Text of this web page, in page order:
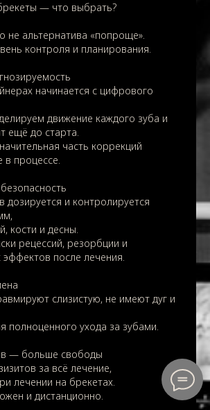
— что выбрать?
не альтернатива «попроще».
контроля и планирования.
начинается с цифрового
движение каждого зуба и
ещё до старта.
часть коррекций
в процессе.
дозируется и контролируется
кости и десны.
рецессий, резорбции и
после лечения.
слизистую, не имеют дуг и
полноценного ухода за зубами.
— больше свободы
за всё лечение,
лечении на брекетах.
и дистанционно.